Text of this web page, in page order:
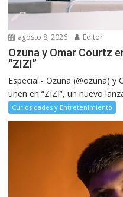
agosto 8, 2026 Editor
Ozuna y Omar Courtz
“ZIZI”
Especial.- Ozuna (@ozuna)
unen en “ZIZI”, un nuevo
Curiosidades y Entretenimiento